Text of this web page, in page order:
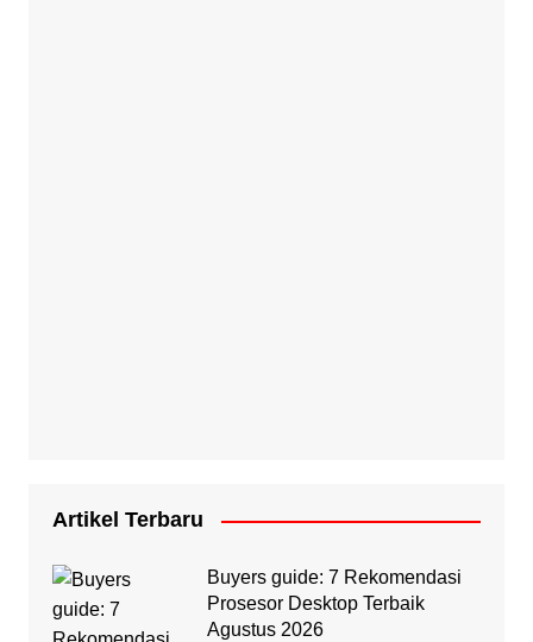
Artikel Terbaru
Buyers guide: 7 Rekomendasi
Prosesor Desktop Terbaik
Agustus 2026